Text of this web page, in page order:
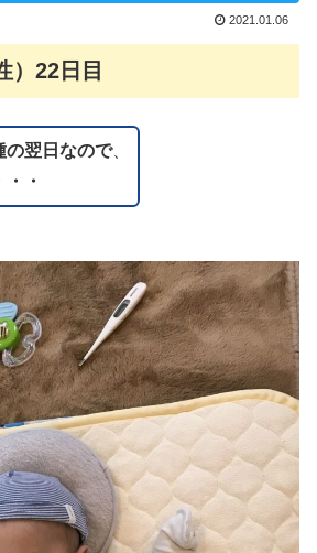
2021.01.06
）22日目
の翌日なので、
・